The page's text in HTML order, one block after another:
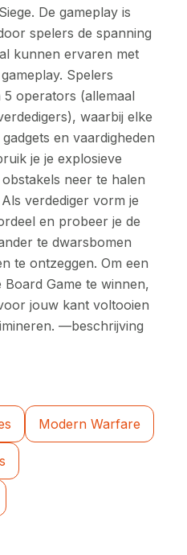
De gameplay is
spelers de spanning
kunnen ervaren met
Spelers
operators (allemaal
waarbij elke
en vaardigheden
je je explosieve
neer te halen
verdediger vorm je
en probeer je de
te dwarsbomen
te ontzeggen. Om een
Game te winnen,
jouw kant voltooien
—beschrijving
Modern Warfare